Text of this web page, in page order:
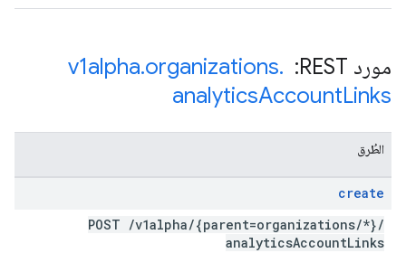
مورد REST: ‏ v1alpha.organizations.
analyticsAccountLinks
الطُرق
create
POST /v1alpha/{parent=organizations/*}/
analyticsAccountLinks